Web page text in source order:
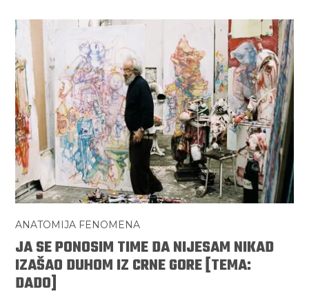
ANATOMIJA FENOMENA
JA SE PONOSIM TIME DA NIJESAM NIKAD
IZAŠAO DUHOM IZ CRNE GORE [TEMA:
DADO]